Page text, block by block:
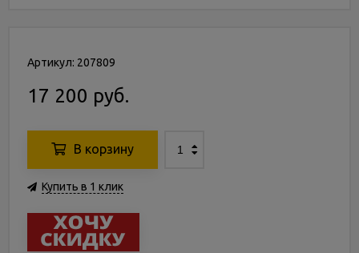
Артикул: 207809
17 200 руб.
В корзину
Купить в 1 клик